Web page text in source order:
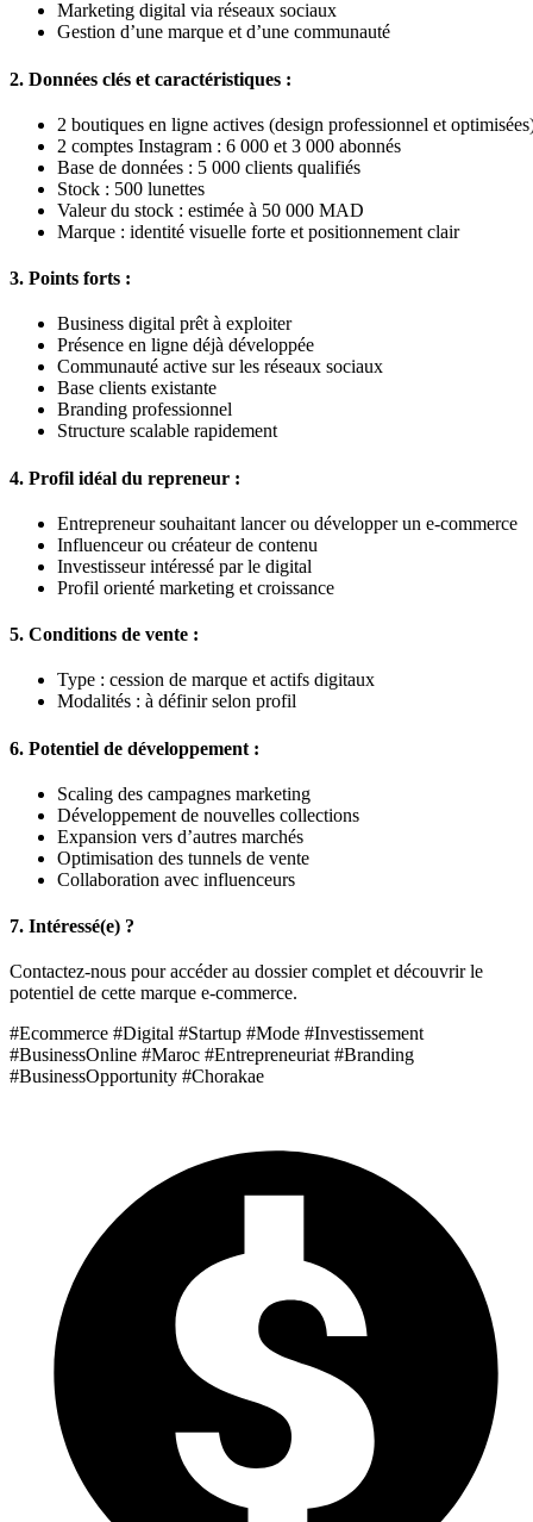
Marketing digital via réseaux sociaux
Gestion d’une marque et d’une communauté
2. Données clés et caractéristiques :
2 boutiques en ligne actives (design professionnel et
2 comptes Instagram : 6 000 et 3 000 abonnés
Base de données : 5 000 clients qualifiés
Stock : 500 lunettes
Valeur du stock : estimée à 50 000 MAD
Marque : identité visuelle forte et positionnement clair
3. Points forts :
Business digital prêt à exploiter
Présence en ligne déjà développée
Communauté active sur les réseaux sociaux
Base clients existante
Branding professionnel
Structure scalable rapidement
4. Profil idéal du repreneur :
Entrepreneur souhaitant lancer ou développer un e-commerce
Influenceur ou créateur de contenu
Investisseur intéressé par le digital
Profil orienté marketing et croissance
5. Conditions de vente :
Type : cession de marque et actifs digitaux
Modalités : à définir selon profil
6. Potentiel de développement :
Scaling des campagnes marketing
Développement de nouvelles collections
Expansion vers d’autres marchés
Optimisation des tunnels de vente
Collaboration avec influenceurs
7. Intéressé(e) ?
Contactez-nous pour accéder au dossier complet et découvrir le
potentiel de cette marque e-commerce.
#Ecommerce #Digital #Startup #Mode #Investissement
#BusinessOnline #Maroc #Entrepreneuriat #Branding
#BusinessOpportunity #Chorakae